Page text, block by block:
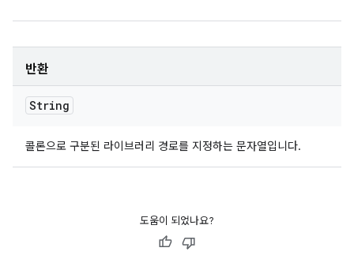
반환
String
콜론으로 구분된 라이브러리 경로를 지정하는 문자열입니다.
도움이 되었나요?